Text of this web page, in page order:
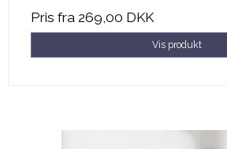
Pris fra 269,00 DKK
Vis produkt